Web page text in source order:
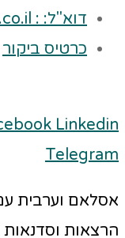
דוא"ל: : idit@iditaravit.co.il
כרטיס ביקור
Linkedin
Telegram
אסלאם וערבית
הרצאות